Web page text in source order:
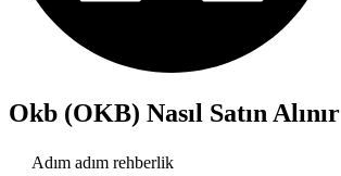
Okb (OKB) Nasıl Satın Alınır
Adım adım rehberlik